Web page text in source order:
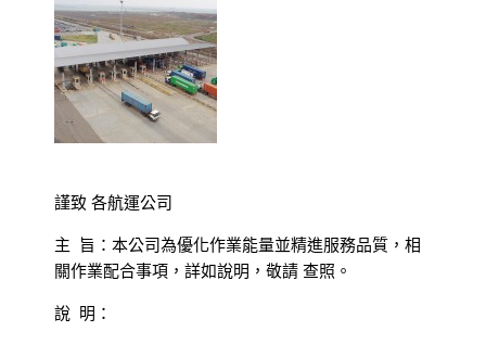
謹致 各航運公司
主 旨：本公司為優化作業能量並精進服務品質，相
關作業配合事項，詳如說明，敬請 查照。
說 明：